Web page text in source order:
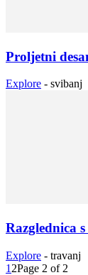
Proljetni
Explore - svibanj
Razglednica
Explore - travanj
1 2Page 2 of 2